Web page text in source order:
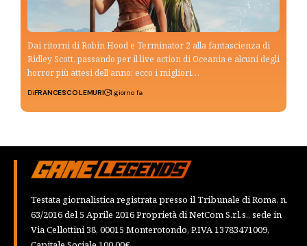
Dai ritorni di Robin Hood e Terminator 2 alla fantascienza di
Ridley Scott, passando per il live action di Oceania e alcuni degli
horror più attesi dell’anno: ecco i migliori…
DiFRANCESCO LEMURI 1 giorno fa
Testata giornalistica registrata presso il Tribunale di Roma, n.
63/2016 del 5 Aprile 2016 Proprietà di NetCom S.r.l.s., sede in
Via Cellottini 38, 00015 Monterotondo, P.IVA 13783471009,